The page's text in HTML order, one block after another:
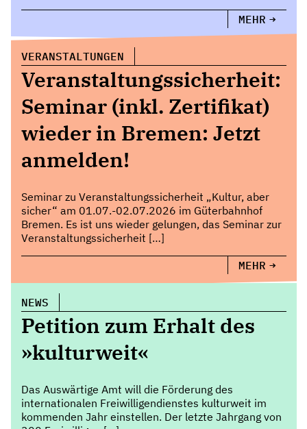
MEHR
VERANSTALTUNGEN
Veranstaltungssicherheit:
Seminar (inkl. Zertifikat)
wieder in Bremen: Jetzt
anmelden!
Seminar zu Veranstaltungssicherheit „Kultur, aber
sicher“ am 01.07.-02.07.2026 im Güterbahnhof
Bremen. Es ist uns wieder gelungen, das Seminar zur
Veranstaltungssicherheit […]
MEHR
NEWS
Petition zum Erhalt des
»kulturweit«
Das Auswärtige Amt will die Förderung des
internationalen Freiwilligendienstes kulturweit im
kommenden Jahr einstellen. Der letzte Jahrgang von